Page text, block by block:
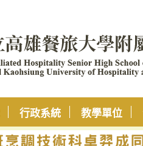
行政系統 教學單位